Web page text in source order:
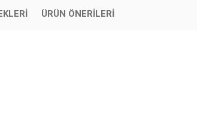
ÜRÜN ÖNERILERI